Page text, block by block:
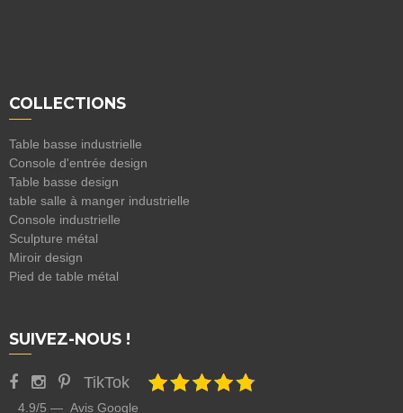
COLLECTIONS
Table basse industrielle
Console d'entrée design
Table basse design
table salle à manger industrielle
Console industrielle
Sculpture métal
Miroir design
Pied de table métal
SUIVEZ-NOUS !
TikTok
4.9/5 — Avis Google